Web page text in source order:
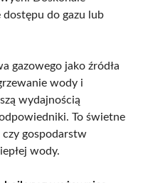
dostępu do gazu lub
gazowego jako źródła
wody i
wydajnością
To świetne
gospodarstw
wody.